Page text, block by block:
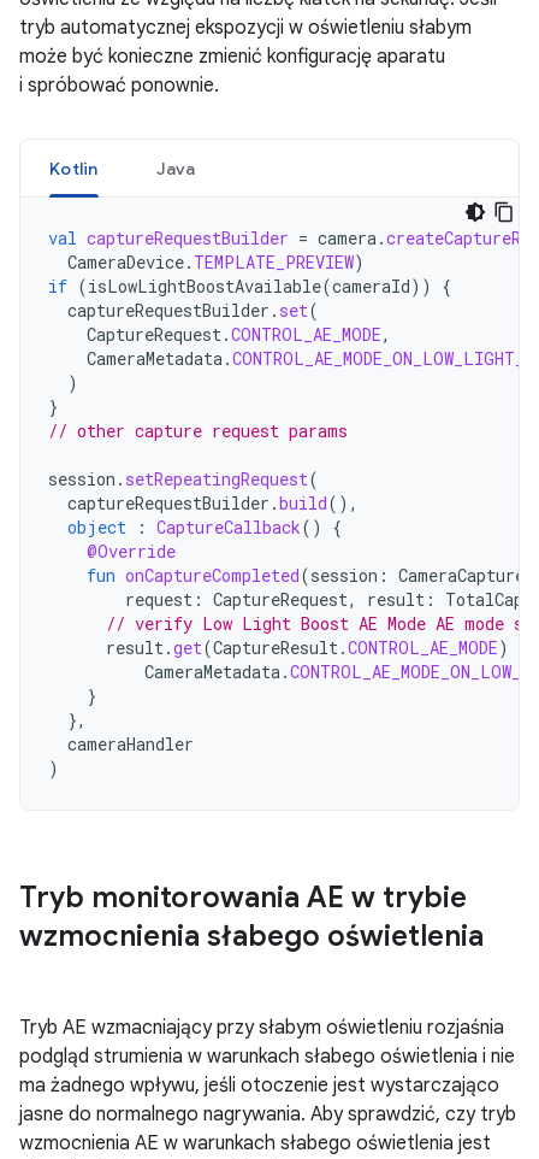
tryb automatycznej ekspozycji w oświetleniu słabym
może być konieczne zmienić konfigurację aparatu
i spróbować ponownie.
Kotlin Java
val captureRequestBuilder = camera.
CameraDevice. TEMPLATE_PREVIEW)
if (isLowLightBoostAvailable(cameraId))
{
captureRequestBuilder . set(
CaptureRequest.CONTROL_AE_MODE,
CameraMetadata.
)
}
// other capture request params
session . setRepeatingRequest(
captureRequestBuilder .build(),
object
: CaptureCallback()
{
@Override
fun onCaptureCompleted(session :
request : CaptureRequest, result :
// verify Low Light Boost AE Mode AE mode
result.get(CaptureResult.CONTROL_AE_MODE)
CameraMetadata.
}
},
cameraHandler
)
Tryb monitorowania AE w trybie
wzmocnienia słabego oświetlenia
Tryb AE wzmacniający przy słabym oświetleniu rozjaśnia
podgląd strumienia w warunkach słabego oświetlenia i nie
ma żadnego wpływu, jeśli otoczenie jest wystarczająco
jasne do normalnego nagrywania. Aby sprawdzić, czy tryb
wzmocnienia AE w warunkach słabego oświetlenia jest